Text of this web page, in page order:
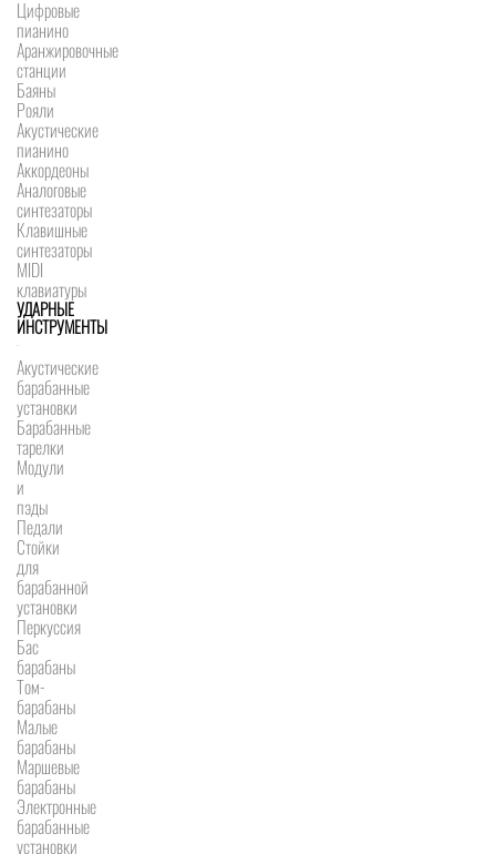
Цифровые
пианино
Аранжировочные
станции
Баяны
Рояли
Акустические
пианино
Аккордеоны
Аналоговые
синтезаторы
Клавишные
синтезаторы
MIDI
клавиатуры
УДАРНЫЕ
ИНСТРУМЕНТЫ
Акустические
барабанные
установки
Барабанные
тарелки
Модули
и
пэды
Педали
Стойки
для
барабанной
установки
Перкуссия
Бас
барабаны
Том-
барабаны
Малые
барабаны
Маршевые
барабаны
Электронные
барабанные
установки